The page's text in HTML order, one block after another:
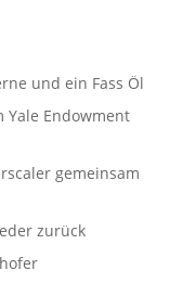
und ein Fass Öl
Yale Endowment
gemeinsam
zurück